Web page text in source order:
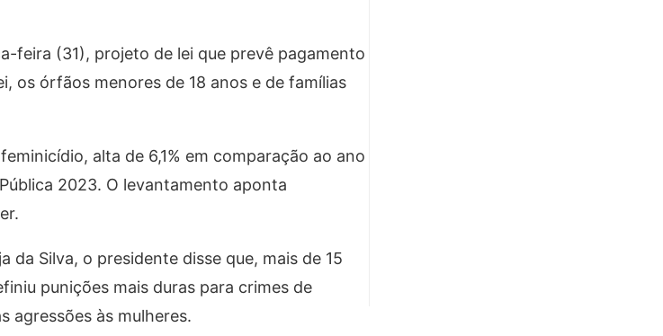
feira (31), projeto de lei que prevê pagamento
os órfãos menores de 18 anos e de famílias
alta de 6,1% em comparação ao ano
2023. O levantamento aponta
Silva, o presidente disse que, mais de 15
punições mais duras para crimes de
agressões às mulheres.